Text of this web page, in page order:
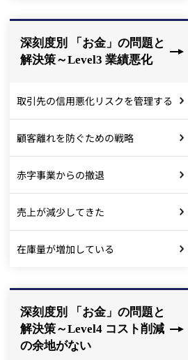
深刻度別 「お金」の問題と
解決策～Level3 業績悪化
取引先の信用悪化リスクを管理する
顧客離れを防ぐための戦略
赤字事業からの撤退
売上が減少してきた
在庫量が増加している
深刻度別 「お金」の問題と
解決策～Level4 コスト削減
の余地がない